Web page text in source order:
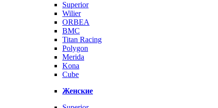
Superior
Wilier
ORBEA
BMC
Titan Racing
Polygon
Merida
Kona
Cube
Женские